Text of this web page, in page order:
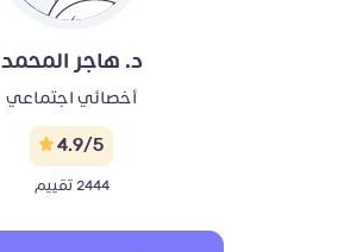
د. هاجر المحمد
أخصائي اجتماعي
4.9/5
2444 تقييم